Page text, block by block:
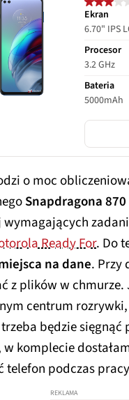
Ekran
6.70" IPS
Procesor
3.2 GHz
Bateria
5000mAh
o moc
Snapdragona 870
Ready For. Do
na dane. Przy
z plików w
centrum
będzie sięgnąć
w komplecie
telefon podczas